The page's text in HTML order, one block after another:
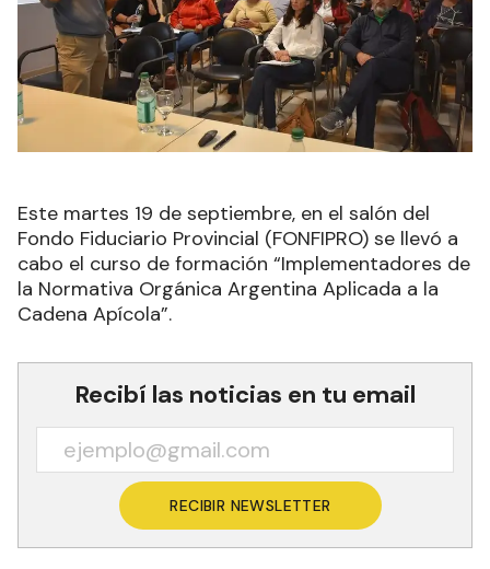
Este martes 19 de septiembre, en el salón del
Fondo Fiduciario Provincial (FONFIPRO) se llevó a
cabo el curso de formación “Implementadores de
la Normativa Orgánica Argentina Aplicada a la
Cadena Apícola”.
Recibí las noticias en tu email
RECIBIR NEWSLETTER